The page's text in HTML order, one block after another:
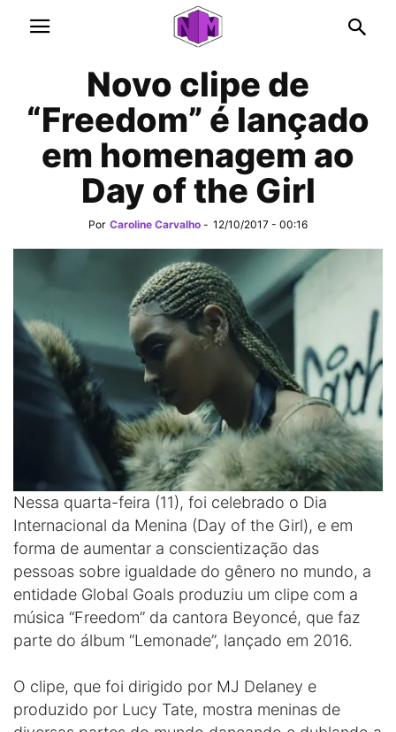
Novo clipe de
“Freedom” é lançado
em homenagem ao
Day of the Girl
Por Caroline Carvalho - 12/10/2017 - 00:16
Nessa quarta-feira (11), foi celebrado o Dia
Internacional da Menina (Day of the Girl), e em
forma de aumentar a conscientização das
pessoas sobre igualdade do gênero no mundo, a
entidade Global Goals produziu um clipe com a
música “Freedom” da cantora Beyoncé, que faz
parte do álbum “Lemonade”, lançado em 2016.
O clipe, que foi dirigido por MJ Delaney e
produzido por Lucy Tate, mostra meninas de